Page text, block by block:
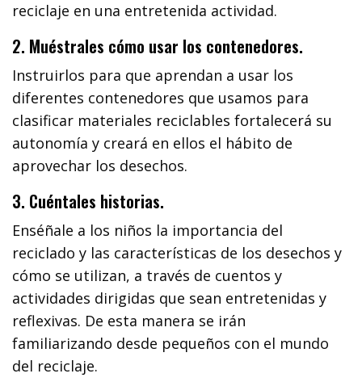
reciclaje en una entretenida actividad.
2. Muéstrales cómo usar los contenedores.
Instruirlos para que aprendan a usar los
diferentes contenedores que usamos para
clasificar materiales reciclables fortalecerá su
autonomía y creará en ellos el hábito de
aprovechar los desechos.
3. Cuéntales historias.
Enséñale a los niños la importancia del
reciclado y las características de los desechos y
cómo se utilizan, a través de cuentos y
actividades dirigidas que sean entretenidas y
reflexivas. De esta manera se irán
familiarizando desde pequeños con el mundo
del reciclaje.